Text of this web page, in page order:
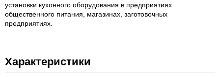
установки кухонного оборудования в предприятиях
общественного питания, магазинах, заготовочных
предприятиях.
Характеристики